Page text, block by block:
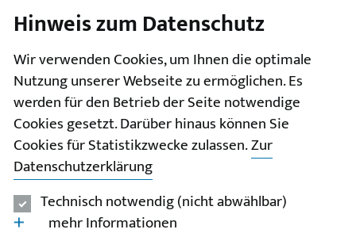
II
III
IV
V
Hinweis zum Datenschutz
Wir verwenden Cookies, um Ihnen die optimale
Nutzung unserer Webseite zu ermöglichen. Es
werden für den Betrieb der Seite notwendige
Cookies gesetzt. Darüber hinaus können Sie
Cookies für Statistikzwecke zulassen.Zur
Datenschutzerklärung
Technisch notwendig (nicht abwählbar)
mehr Informationen